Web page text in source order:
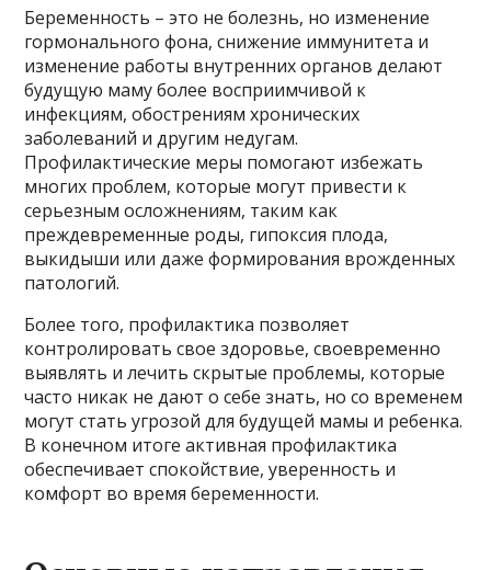
Беременность – это не болезнь, но изменение
гормонального фона, снижение иммунитета и
изменение работы внутренних органов делают
будущую маму более восприимчивой к
инфекциям, обострениям хронических
заболеваний и другим недугам.
Профилактические меры помогают избежать
многих проблем, которые могут привести к
серьезным осложнениям, таким как
преждевременные роды, гипоксия плода,
выкидыши или даже формирования врожденных
патологий.
Более того, профилактика позволяет
контролировать свое здоровье, своевременно
выявлять и лечить скрытые проблемы, которые
часто никак не дают о себе знать, но со временем
могут стать угрозой для будущей мамы и ребенка.
В конечном итоге активная профилактика
обеспечивает спокойствие, уверенность и
комфорт во время беременности.